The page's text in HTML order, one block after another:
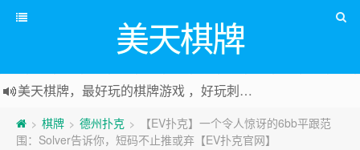
美天棋牌
美天棋牌，最好玩的棋牌游戏 ，好玩刺激可以赚Money，传送门：
> 棋牌 > 德州扑克 >
【EV扑克】一个令人惊讶的6bb平跟范
围：Solver告诉你，短码不止推或弃【EV扑克官网】